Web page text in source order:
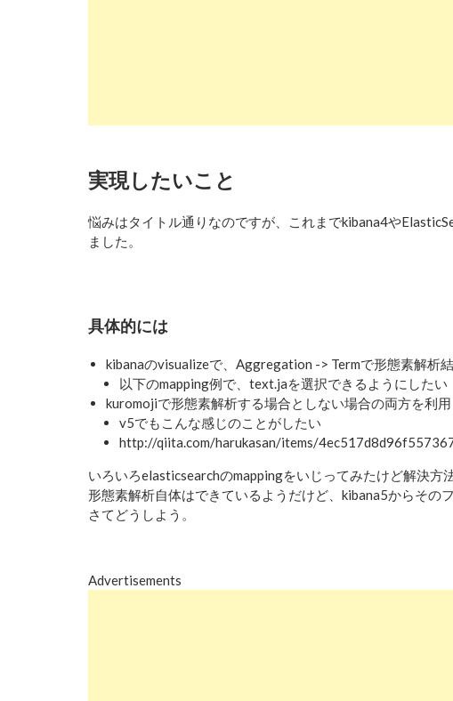
実現したいこと
悩みはタイトル通りなのですが、これまでkibana4や
ました。
具体的には
kibanaのvisualizeで、Aggregation -> Termで形態素解析
以下のmapping例で、text.jaを選択できるようにしたい
kuromojiで形態素解析する場合としない場合の両方を利
v5でもこんな感じのことがしたい
http://qiita.com/harukasan/items/
いろいろelasticsearchのmappingをいじってみたけど解決方
形態素解析自体はできているようだけど、kibana5からその
さてどうしよう。
Advertisements